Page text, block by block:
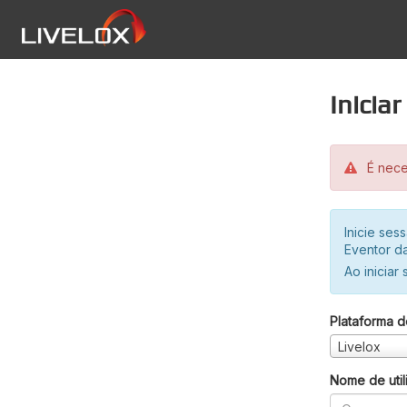
Iniciar
É
Inicie
Eventor
Ao iniciar
Plataforma
Livelox
Nome de